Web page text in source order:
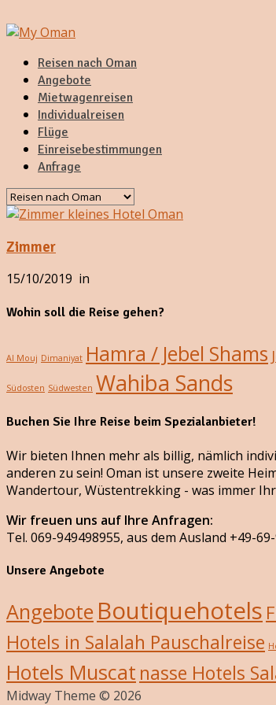
Reisen nach Oman
Angebote
Mietwagenreisen
Individualreisen
Flüge
Einreisebestimmungen
Anfrage
Zimmer
15/10/2019 in
Wohin soll die Reise gehen?
Al Mouj Dimaniyat Hamra / Jebel Shams
Südosten Südwesten Wahiba Sands
Buchen Sie Ihre Reise beim Spezialanbieter!
Wir bieten Ihnen mehr als billig, nämlich
anderen zu sein! Oman ist unsere zweite
Wandertour, Wüstentrekking - was immer
Wir freuen uns auf Ihre Anfragen:
Tel. 069-949498955, aus dem Ausland +49-
Unsere Angebote
Angebote Boutiquehotels
Hotels in Salalah Pauschalreise
Hotels Muscat nasse Hotels
Midway Theme © 2026